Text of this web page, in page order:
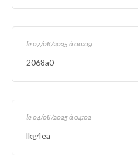
le 07/06/2025 à 00:09
2068a0
le 04/06/2025 à 04:02
lkg4ea